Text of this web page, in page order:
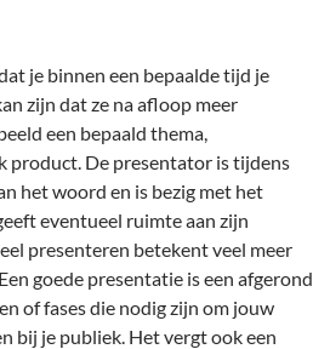
je binnen een bepaalde tijd je
zijn dat ze na afloop meer
een bepaald thema,
product. De presentator is tijdens
het woord en is bezig met het
eventueel ruimte aan zijn
presenteren betekent veel meer
goede presentatie is een afgerond
of fases die nodig zijn om jouw
bij je publiek. Het vergt ook een